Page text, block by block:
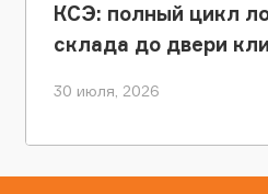
КСЭ: полный цикл
склада до двери
30 июля, 2026